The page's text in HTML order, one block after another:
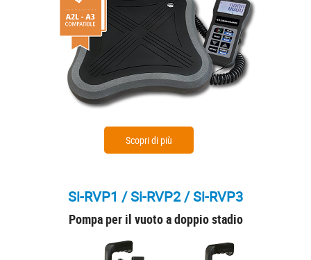
Scopri di più
Si-RVP1 / Si-RVP2 / Si-RVP3
Pompa per il vuoto a doppio stadio